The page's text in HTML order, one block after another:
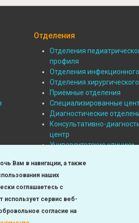
Отделения
Подвал:
Отделения
Отделения
профиля
Отделения
Отделения
Приёмные отделения
Специализированные
Диагностические
Консультативно-
центр
Университетские клиники
Вам в навигации, а также
наших
соглашаетесь с
использует сервис веб-
согласие на